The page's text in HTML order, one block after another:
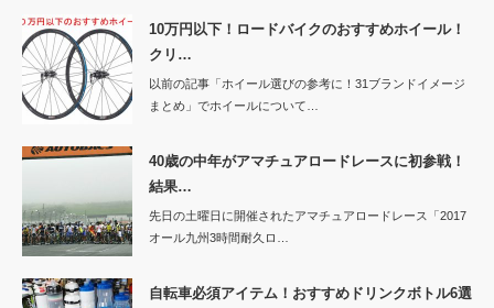
10万円以下！ロードバイクのおすすめホイール！
クリ…
以前の記事「ホイール選びの参考に！31ブランドイメージ
まとめ」でホイールについて…
40歳の中年がアマチュアロードレースに初参戦！
結果…
先日の土曜日に開催されたアマチュアロードレース「2017
オール九州3時間耐久ロ…
自転車必須アイテム！おすすめドリンクボトル6選